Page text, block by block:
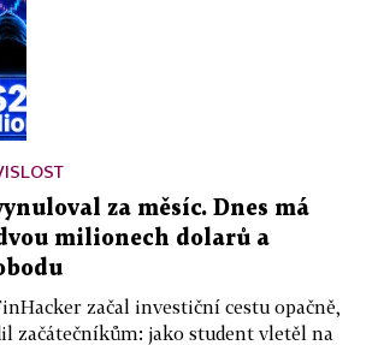
za měsíc. Dnes má
milionech dolarů a
začal investiční cestu opačně,
začátečníkům: jako student vletěl na